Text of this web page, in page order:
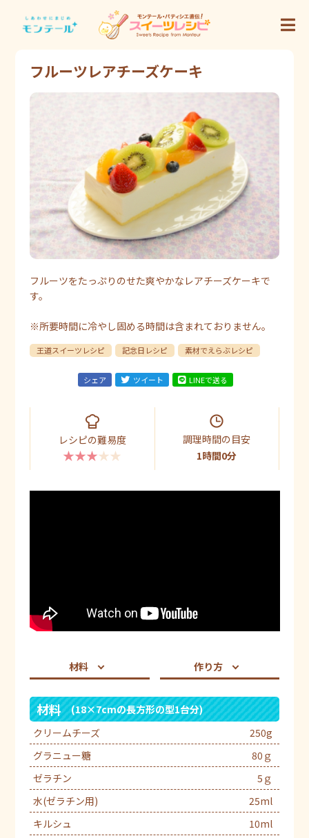
フルーツレアチーズケーキ
フルーツをたっぷりのせた爽やかなレアチーズケーキで
す。
※所要時間に冷やし固める時間は含まれておりません。
王道スイーツレシピ 記念日レシピ 素材でえらぶレシピ
シェア ツイート LINEで送る
レシピの難易度
★★★★★
調理時間の目安
1時間0分
材料 作り方
材料
(18×7cmの長方形の型1台分)
クリームチーズ
250g
グラニュー糖
80ｇ
ゼラチン
5ｇ
水(ゼラチン用)
25ml
キルシュ
10ml